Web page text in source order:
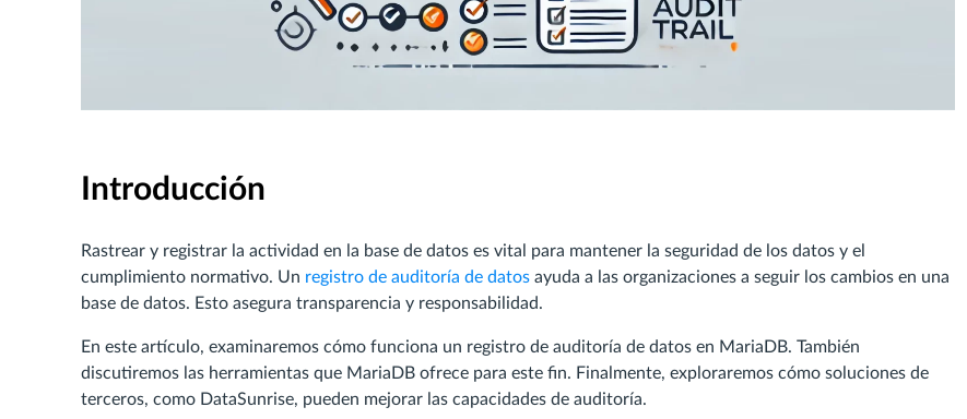
Introducción
Rastrear y registrar la actividad en la base de datos es vital para mantener la seguridad de los datos y el
cumplimiento normativo. Un registro de auditoría de datos ayuda a las organizaciones a seguir los cambios en una
base de datos. Esto asegura transparencia y responsabilidad.
En este artículo, examinaremos cómo funciona un registro de auditoría de datos en MariaDB. También
discutiremos las herramientas que MariaDB ofrece para este fin. Finalmente, exploraremos cómo soluciones de
terceros, como DataSunrise, pueden mejorar las capacidades de auditoría.